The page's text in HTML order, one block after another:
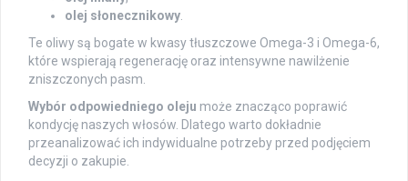
olej słonecznikowy
Te oliwy są bogate w kwasy tłuszczowe Omega-3 i Omega-6,
które wspierają regenerację oraz intensywne nawilżenie
zniszczonych pasm.
Wybór odpowiedniego oleju może znacząco poprawić
kondycję naszych włosów. Dlatego warto dokładnie
przeanalizować ich indywidualne potrzeby przed podjęciem
decyzji o zakupie.